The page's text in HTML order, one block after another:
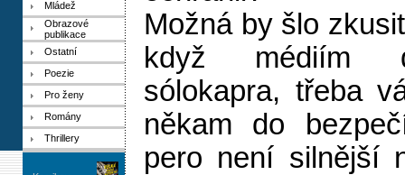
Mládež
Obrazové
publikace
Ostatní
Poezie
Pro ženy
Romány
Thrillery
Možná by šlo
když médiím
sólokapra, třeba
někam do
pero není silnější